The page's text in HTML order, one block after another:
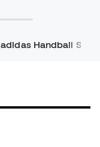
adidas Handball